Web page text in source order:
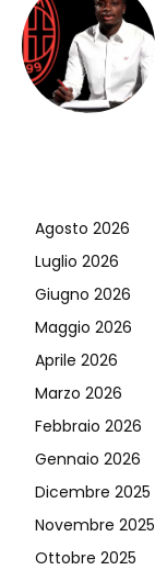
Agosto 2026
Luglio 2026
Giugno 2026
Maggio 2026
Aprile 2026
Marzo 2026
Febbraio 2026
Gennaio 2026
Dicembre 2025
Novembre 2025
Ottobre 2025